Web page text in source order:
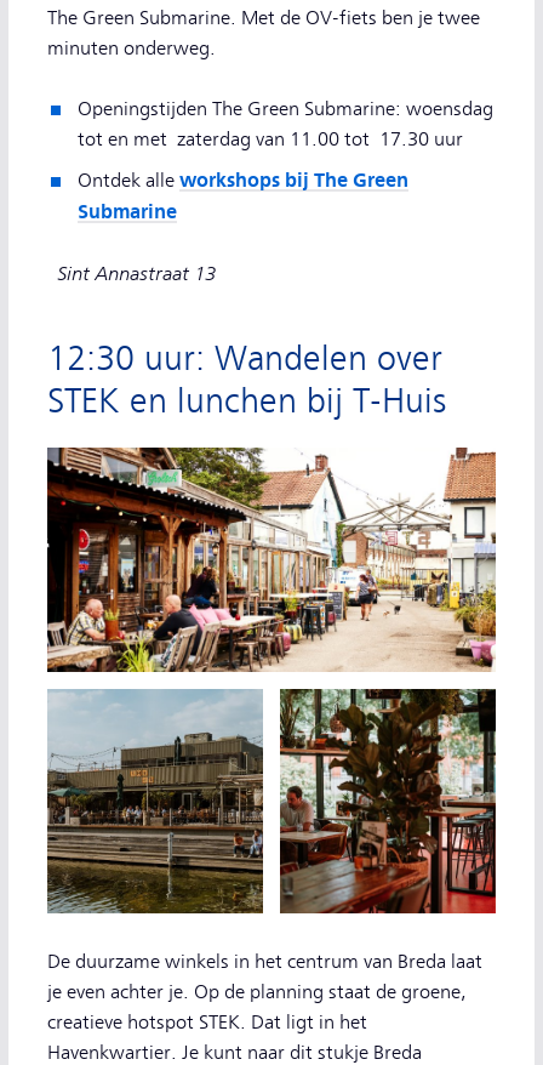
The Green Submarine. Met de OV-fiets ben je twee
minuten onderweg.
Openingstijden The Green Submarine: woensdag
tot en met zaterdag van 11.00 tot 17.30 uur
Ontdek alle workshops bij The Green
Submarine
Sint Annastraat 13
12:30 uur: Wandelen over
STEK en lunchen bij T-Huis
De duurzame winkels in het centrum van Breda laat
je even achter je. Op de planning staat de groene,
creatieve hotspot STEK. Dat ligt in het
Havenkwartier. Je kunt naar dit stukje Breda